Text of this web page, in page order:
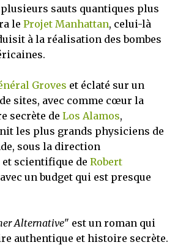
plusieurs sauts quantiques plus
le Projet Manhattan, celui-là
à la réalisation des bombes
Groves et éclaté sur un
sites, avec comme cœur la
secrète de Los Alamos,
les plus grands physiciens de
sous la direction
scientifique de Robert
un budget qui est presque
Alternative" est un roman qui
authentique et histoire secrète.